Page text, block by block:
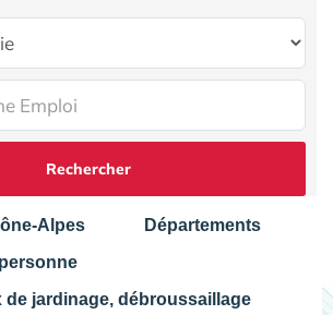
Rechercher
Alpes
Départements
de jardinage, débroussaillage